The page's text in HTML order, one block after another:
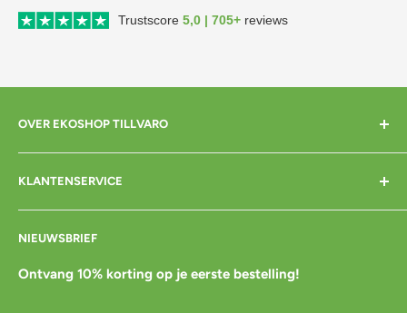
Trustscore 5,0 | 705+ reviews
OVER EKOSHOP TILLVARO
Home
Over mij
Contact
Cadeaubon
Pre-order
KLANTENSERVICE
Bezorgen
Betalen
Bestellen
NIEUWSBRIEF
Ontvang 10% korting op je eerste bestelling!